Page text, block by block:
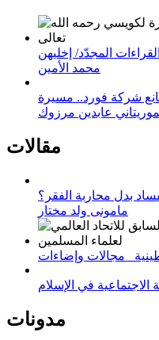
المجدّد/ إخليهن
محمد الأمين
شركة فورد.. مسيرة
عابدين مرزوك
مقالات
بدل محاربة الفقر؟
مامونى ولد مختار
مجالات وإضاءات
مدونات